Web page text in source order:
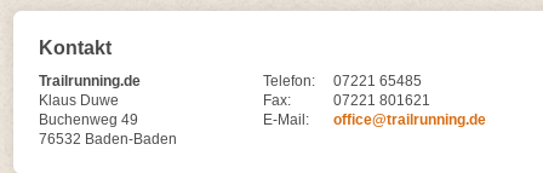
Kontakt
Trailrunning.de
Klaus Duwe
Buchenweg 49
76532 Baden-Baden
Telefon:
07221 65485
Fax:
07221 801621
E-Mail:
office@trailrunning.de